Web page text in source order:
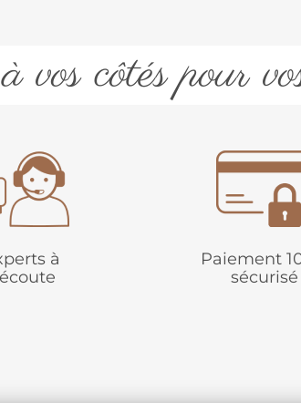
vos côtés pour
à
Paiement
sécurisé